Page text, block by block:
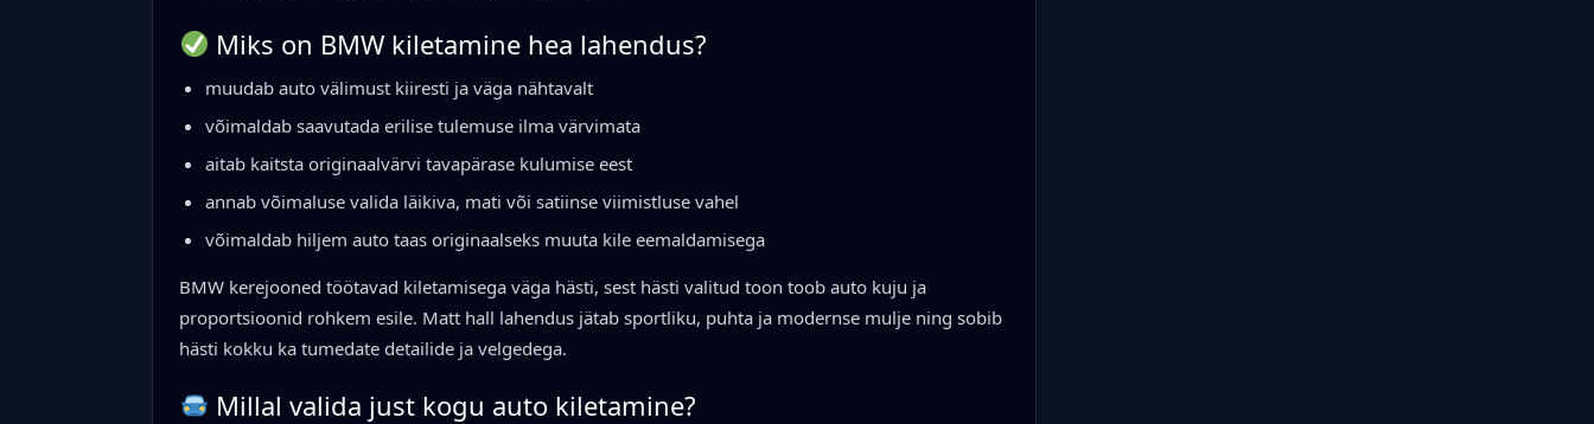
Miks on BMW kiletamine hea lahendus?
muudab auto välimust kiiresti ja väga nähtavalt
võimaldab saavutada erilise tulemuse ilma värvimata
aitab kaitsta originaalvärvi tavapärase kulumise eest
annab võimaluse valida läikiva, mati või satiinse viimistluse vahel
võimaldab hiljem auto taas originaalseks muuta kile eemaldamisega
BMW kerejooned töötavad kiletamisega väga hästi, sest hästi valitud toon toob auto kuju ja
proportsioonid rohkem esile. Matt hall lahendus jätab sportliku, puhta ja modernse mulje ning sobib
hästi kokku ka tumedate detailide ja velgedega.
Millal valida just kogu auto kiletamine?